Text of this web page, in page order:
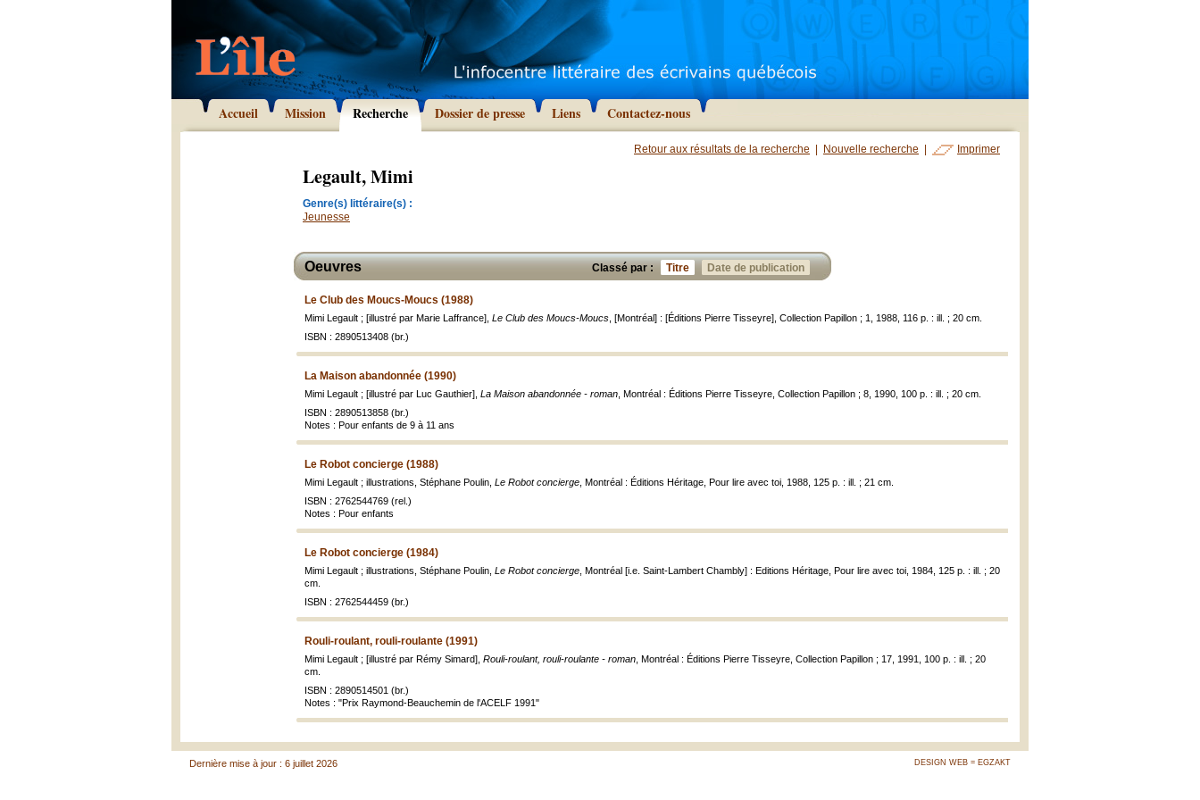
Accueil Mission Recherche Dossier de presse Liens Contactez-nous
Retour aux résultats de la recherche Nouvelle recherche Imprimer
Legault, Mimi
Genre(s) littéraire(s) :
Jeunesse
Classé par : Titre Date de publication
Oeuvres
Le Club des Moucs-Moucs (1988)
Mimi Legault ; [illustré par Marie Laffrance], Le Club des Moucs-Moucs , [Montréal] : [Éditions Pierre Tisseyre], Collection Papillon ; 1, 1988, 116 p. : ill. ; 20 cm.
ISBN : 2890513408 (br.)
La Maison abandonnée (1990)
Mimi Legault ; [illustré par Luc Gauthier], La Maison abandonnée - roman , Montréal : Éditions Pierre Tisseyre, Collection Papillon ; 8, 1990, 100 p. : ill. ; 20 cm.
ISBN : 2890513858 (br.)
Notes : Pour enfants de 9 à 11 ans
Le Robot concierge (1988)
Mimi Legault ; illustrations, Stéphane Poulin, Le Robot concierge , Montréal : Éditions Héritage, Pour lire avec toi, 1988, 125 p. : ill. ; 21 cm.
ISBN : 2762544769 (rel.)
Notes : Pour enfants
Le Robot concierge (1984)
Mimi Legault ; illustrations, Stéphane Poulin, Le Robot concierge , Montréal [i.e. Saint-Lambert Chambly] : Editions Héritage, Pour lire avec toi, 1984, 125 p. : ill. ; 20
cm.
ISBN : 2762544459 (br.)
Rouli-roulant, rouli-roulante (1991)
Mimi Legault ; [illustré par Rémy Simard], Rouli-roulant, rouli-roulante - roman , Montréal : Éditions Pierre Tisseyre, Collection Papillon ; 17, 1991, 100 p. : ill. ; 20
cm.
ISBN : 2890514501 (br.)
Notes : "Prix Raymond-Beauchemin de l'ACELF 1991"
DESIGN WEB = EGZAKT
Dernière mise à jour : 6 juillet 2026